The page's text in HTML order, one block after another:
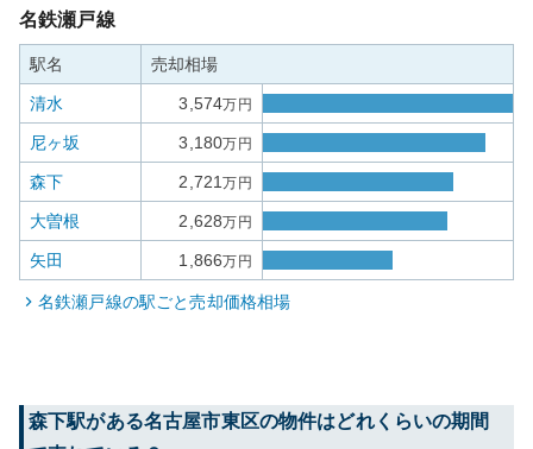
名鉄瀬戸線
駅名 売却相場
清水 3,574万円
尼ヶ坂 3,180万円
森下 2,721万円
大曽根 2,628万円
矢田 1,866万円
名鉄瀬戸線の駅ごと売却価格相場
森下駅がある名古屋市東区の物件はどれくらいの期間